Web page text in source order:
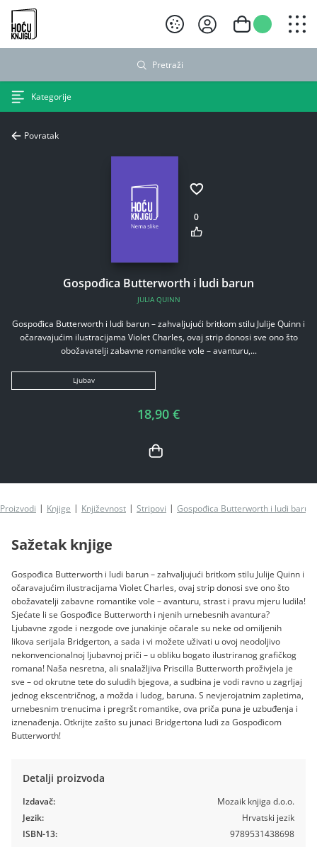
Hoću knjigu crni logo
Pretraži
Kategorije
Povratak
0
Gospođica Butterworth i ludi barun
JULIA QUINN
Gospođica Butterworth i ludi barun – zahvaljujući britkom stilu Julije Quinn i
očaravajućim ilustracijama Violet Charles, ovaj strip donosi sve ono što
obožavatelji zabavne romantike vole – avanturu,...
Ljubav
18,90 €
Proizvodi Knjige Književnost Stripovi Gospođica Butterworth i ludi barun
Sažetak knjige
Gospođica Butterworth i ludi barun – zahvaljujući britkom stilu Julije Quinn i
očaravajućim ilustracijama Violet Charles, ovaj strip donosi sve ono što
obožavatelji zabavne romantike vole – avanturu, strast i pravu mjeru ludila!
Sjećate li se Gospođice Butterworth i njenih urnebesnih avantura?
Ljubavne zgode i nezgode ove junakinje očarale su neke od omiljenih
likova serijala Bridgerton, a sada i vi možete uživati u ovoj neodoljivo
nekonvencionalnoj ljubavnoj priči – u obliku bogato ilustriranog grafičkog
romana! Naša nesretna, ali snalažljiva Priscilla Butterworth proživjela je
sve – od okrutne tete do suludih bjegova, a sudbina je vodi ravno u zagrljaj
jednog ekscentričnog, a možda i ludog, baruna. S nevjerojatnim zapletima,
urnebesnim trenucima i pregršt romantike, ova priča puna je uzbuđenja i
iznenađenja. Otkrijte zašto su junaci Bridgertona ludi za Gospođicom
Butterworth!
Detalji proizvoda
Izdavač:
Jezik:
ISBN-13:
Mozaik knjiga d.o.o.
Hrvatski jezik
9789531438698